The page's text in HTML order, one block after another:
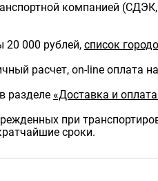
компанией
20 000 рублей, список
расчет, on-line оплата
разделе «Доставка и
при
сроки.